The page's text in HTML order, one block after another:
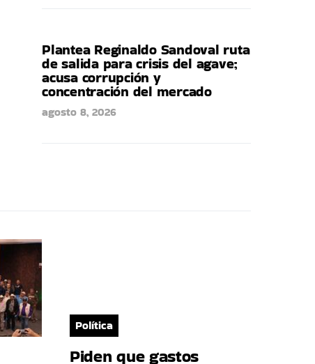
Plantea Reginaldo Sandoval ruta
de salida para crisis del agave;
acusa corrupción y
concentración del mercado
agosto 8, 2026
Política
Piden que gastos